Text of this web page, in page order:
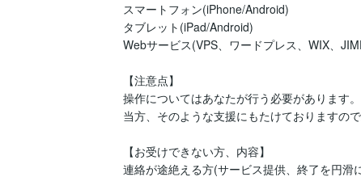
スマートフォン(iPhone/Android)
タブレット(iPad/Android)
Webサービス(VPS、ワードプレス、WIX、
【注意点】
操作についてはあなたが行う必要があります。
当方、そのような支援にもたけておりますの
【お受けできない方、内容】
連絡が途絶える方(サービス提供、終了を円滑